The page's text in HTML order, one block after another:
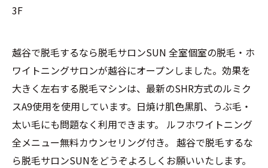
3F
越谷で脱毛するなら脱毛サロンSUN 全室個室の脱毛・ホ
ワイトニングサロンが越谷にオープンしました。効果を
大きく左右する脱毛マシンは、最新のSHR方式のルミク
スA9使用を使用しています。日焼け肌色黒肌、うぶ毛・
太い毛にも問題なく利用できます。 ルフホワイトニング
全メニュー無料カウンセリング付き。 越谷で脱毛するな
ら脱毛サロンSUNをどうぞよろしくお願いいたします。